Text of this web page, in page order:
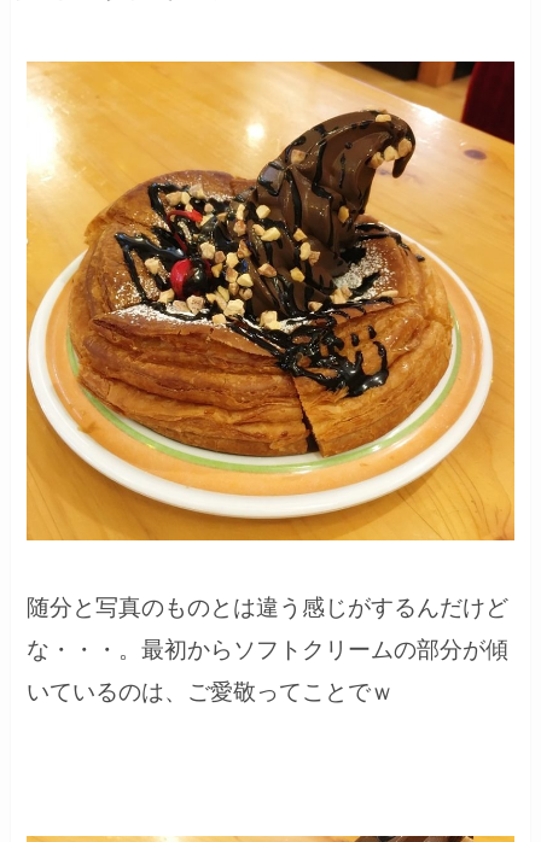
随分と写真のものとは違う感じがするんだけど
な・・・。最初からソフトクリームの部分が傾
いているのは、ご愛敬ってことでｗ